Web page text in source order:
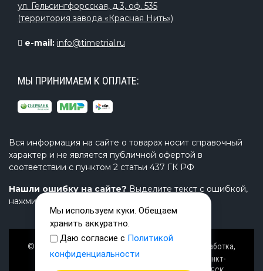
ул. Гельсингфорсская, д.3, оф. 535
(территория завода «Красная Нить»)
e-mail: info@timetrial.ru
МЫ ПРИНИМАЕМ К ОПЛАТЕ:
Вся информация на сайте о товарах носит справочный
характер и не является публичной офертой в
соответствии с пунктом 2 статьи 437 ГК РФ
Нашли ошибку на сайте? Выделите текст с ошибкой,
нажмите Ctrl+Enter и напишите нам.
© Завод TimeTrial (ТаймТриал) - производство, разработка,
проектирование надувных изделий, товаров в Санкт-
Мы используем куки. Обещаем
хранить аккуратно.
Даю согласие с Политикой
конфиденциальности